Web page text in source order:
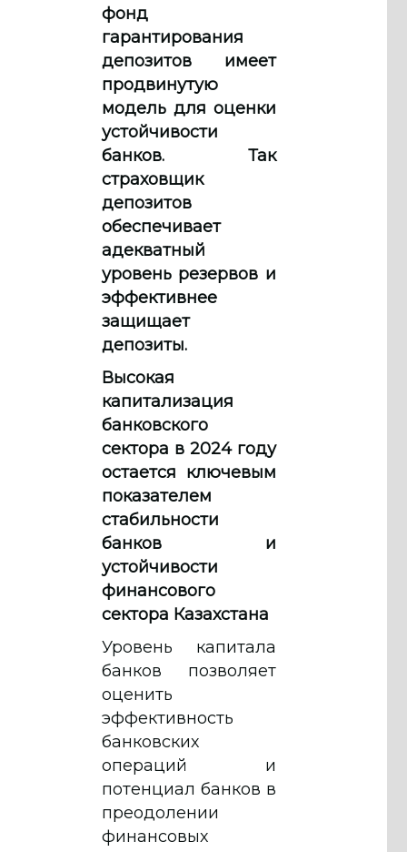
фонд
гарантирования
депозитов имеет
продвинутую
модель для оценки
устойчивости
банков. Так
страховщик
депозитов
обеспечивает
адекватный
уровень резервов и
эффективнее
защищает
депозиты.
Высокая
капитализация
банковского
сектора в 2024 году
остается ключевым
показателем
стабильности
банков и
устойчивости
финансового
сектора Казахстана
Уровень капитала
банков позволяет
оценить
эффективность
банковских
операций и
потенциал банков в
преодолении
финансовых